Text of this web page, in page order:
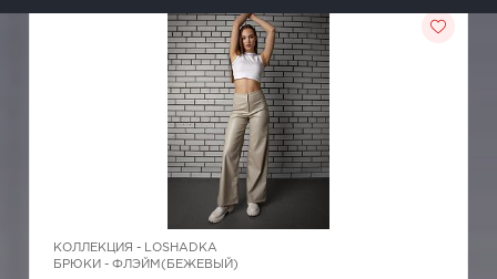
КОЛЛЕКЦИЯ - LOSHADKA
БРЮКИ - ФЛЭЙМ(БЕЖЕВЫЙ)